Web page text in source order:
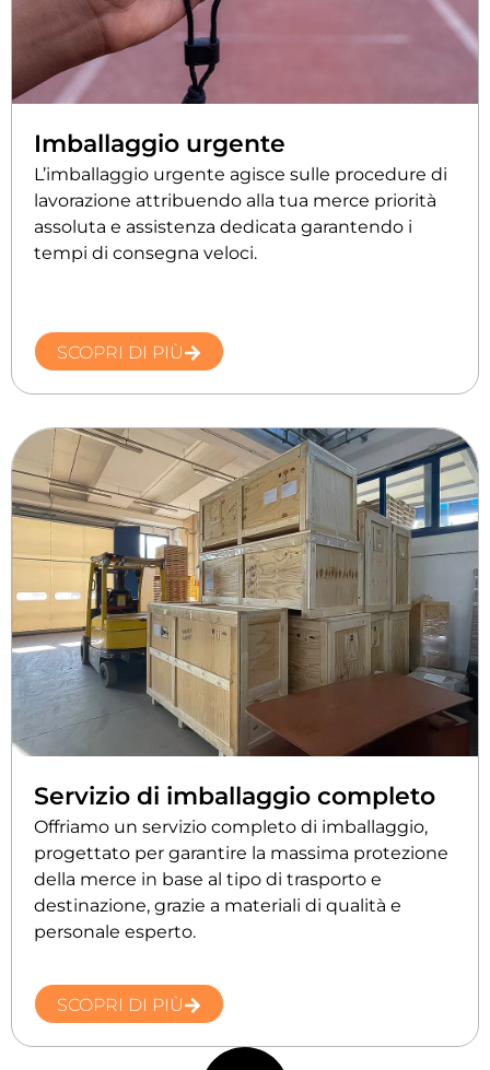
Imballaggio urgente
L’imballaggio urgente agisce sulle procedure di
lavorazione attribuendo alla tua merce priorità
assoluta e assistenza dedicata garantendo i
tempi di consegna veloci.
SCOPRI DI PIÙ
Servizio di imballaggio completo
Offriamo un servizio completo di imballaggio,
progettato per garantire la massima protezione
della merce in base al tipo di trasporto e
destinazione, grazie a materiali di qualità e
personale esperto.
SCOPRI DI PIÙ